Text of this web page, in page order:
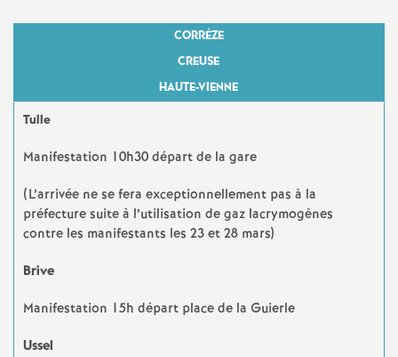
e
g
n
m
CORRÈZE
CREUSE
HAUTE-VIENNE
Tulle
Manifestation 10h30 départ de la gare
(L’arrivée ne se fera exceptionnellement pas à la
préfecture suite à l’utilisation de gaz lacrymogènes
contre les manifestants les 23 et 28 mars)
Brive
Manifestation 15h départ place de la Guierle
Ussel